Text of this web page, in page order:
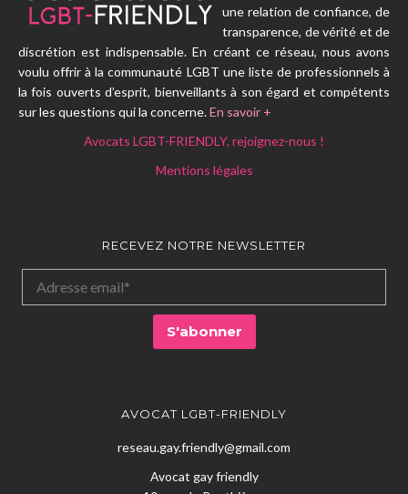
une relation de confiance, de
transparence, de vérité et de
discrétion est indispensable. En créant ce réseau, nous avons
voulu offrir à la communauté LGBT une liste de professionnels à
la fois ouverts d’esprit, bienveillants à son égard et compétents
sur les questions qui la concerne.En savoir +
Avocats LGBT-FRIENDLY, rejoignez-nous !
Mentions légales
RECEVEZ NOTRE NEWSLETTER
AVOCAT LGBT-FRIENDLY
reseau.gay.friendly@gmail.com
Avocat gay friendly